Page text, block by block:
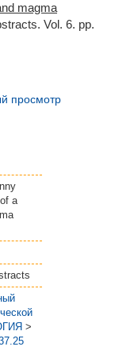
magma
Vol. 6. pp.
просмотр
a
>